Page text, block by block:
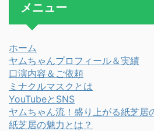
メニュー
ホーム
ヤムちゃんプロフィール＆実績
口演内容＆ご依頼
ミナクルマスクとは
YouTubeとSNS
ヤムちゃん流！盛り上がる紙芝居
紙芝居の魅力とは？